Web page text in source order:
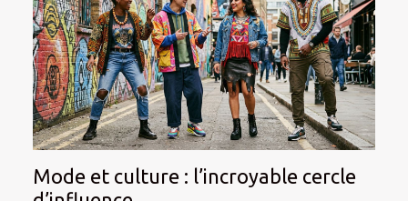
Mode et culture : l’incroyable cercle